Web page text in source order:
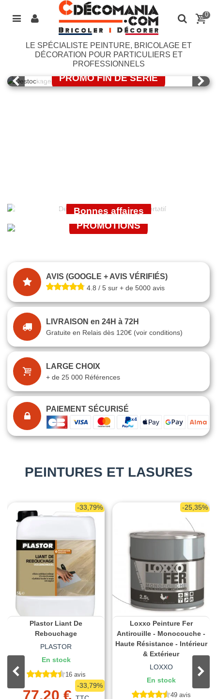
0
LE SPÉCIALISTE PEINTURE, BRICOLAGE ET
DÉCORATION POUR PARTICULIERS ET
PROFESSIONNELS
LASURE BONDEX
PROMO FIN DE SERIE
Bonnes affaires
GUITTET
PROMOTIONS
AVIS (GOOGLE + AVIS VÉRIFIÉS)
4.8 / 5 sur + de 5000 avis
LIVRAISON en 24H à 72H
Gratuite en Relais dès 120€ (voir conditions)
LARGE CHOIX
+ de 25 000 Références
PAIEMENT SÉCURISÉ
PEINTURES ET LASURES
-33,79%
Plastor Liant De
Rebouchage
PLASTOR
En stock
16 avis
77,20 €
-33,79%
-25,35%
Loxxo Peinture Fer
Antirouille - Monocouche -
Haute Résistance - Intérieur
& Extérieur
LOXXO
En stock
49 avis